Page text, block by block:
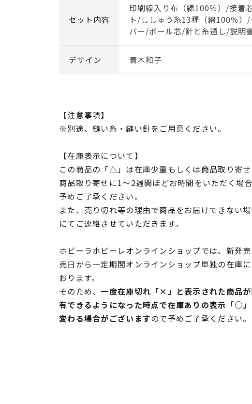
セット内容
印刷線入り布（綿100％）/接着
ト/ししゅう糸13種（綿100％
バー/ボール芯/針と糸通し/説明
デザイン 青木和子
【注意事項】
※別途、縫い糸・縫い針をご用意ください。
【在庫表示について】
この商品の「△」は在庫少量もしくは商品取り寄せ
商品取り寄せに1～2週間ほどお時間をいただく場
予めご了承ください。
また、売り切れ等の理由で商品をお届けできない
にてご連絡させていただきます。
ホビーラホビーレオンラインショップでは、新発
売日から一定期間オンラインショップ単独の在庫
おります。
そのため、 一度在庫切れ「×」と表示された商品
有できるようになった時点で在庫ありの表示「○
変わる場合がございますので予めご了承ください。